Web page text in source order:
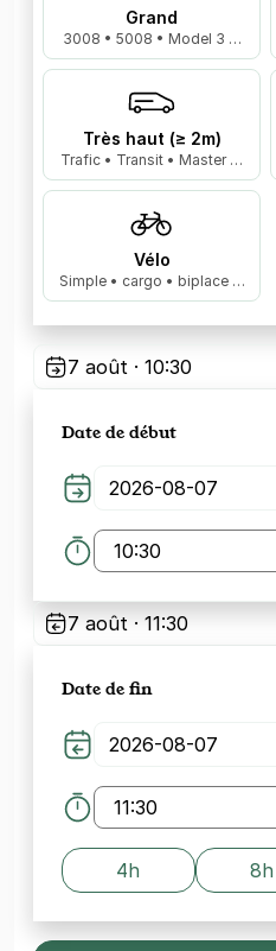
Grand
3008 • 5008 • Model 3 …
Très haut (≥ 2m)
Trafic • Transit • Master …
Vélo
Simple • cargo • biplace …
7 août · 10:30
Date de début
7 août · 11:30
Date de fin
4h 8h